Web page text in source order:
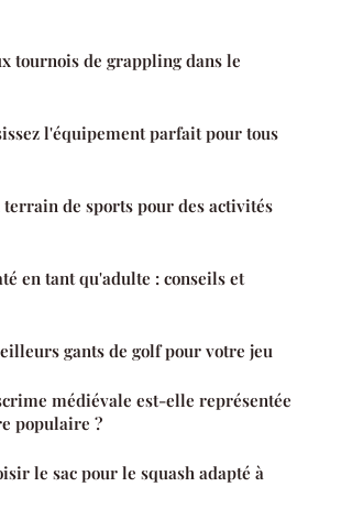
tournois de grappling dans le
l'équipement parfait pour tous
terrain de sports pour des activités
en tant qu'adulte : conseils et
gants de golf pour votre jeu
médiévale est-elle représentée
populaire ?
le sac pour le squash adapté à